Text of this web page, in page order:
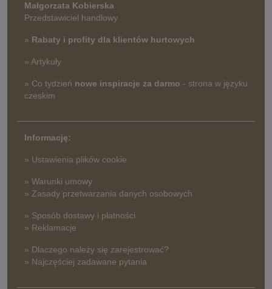
Małgorzata Kobierska
Przedstawiciel handlowy
» Rabaty i profity dla klientów hurtowych
» Artykuły
» Co tydzień nowe inspiracje za darmo - strona w języku
czeskim
Informację:
» Ustawienia plików cookie
» Warunki umowy
» Zasady przetwarzania danych osobowych
» Sposób dostawy i płatności
» Reklamacje
» Dlaczego należy się zarejestrować?
» Najczęściej zadawane pytania